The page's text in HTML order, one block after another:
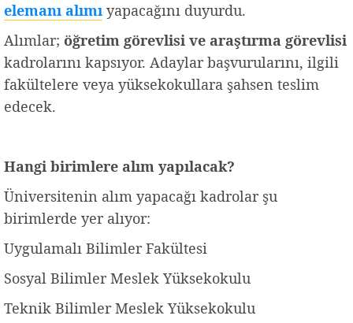
elemanı alımı yapacağını duyurdu.
Alımlar; öğretim görevlisi ve araştırma görevlisi
kadrolarını kapsıyor. Adaylar başvurularını, ilgili
fakültelere veya yüksekokullara şahsen teslim
edecek.
Hangi birimlere alım yapılacak?
Üniversitenin alım yapacağı kadrolar şu
birimlerde yer alıyor:
Uygulamalı Bilimler Fakültesi
Sosyal Bilimler Meslek Yüksekokulu
Teknik Bilimler Meslek Yüksekokulu